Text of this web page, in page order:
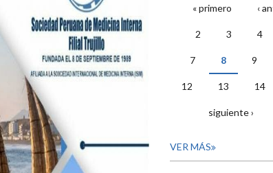
PÁGINAS
« primero ‹
2 3 4
7 8 9
12 13 14
siguiente ›
VER MÁS